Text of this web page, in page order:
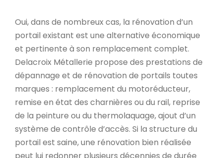
Oui, dans de nombreux cas, la rénovation d’un
portail existant est une alternative économique
et pertinente à son remplacement complet.
Delacroix Métallerie propose des prestations de
dépannage et de rénovation de portails toutes
marques : remplacement du motoréducteur,
remise en état des charnières ou du rail, reprise
de la peinture ou du thermolaquage, ajout d’un
système de contrôle d’accès. Si la structure du
portail est saine, une rénovation bien réalisée